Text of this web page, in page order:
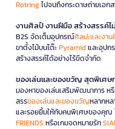
Rotringไปจนถึงกระดาษถ่ายเอก
งานศิลป์ งานฝีมือ สร้างสรรค์ไ
B2S จัดเต็มอุปกรณ์ศิลปะและงา
ขาตั้งไม้บนโต๊ะPyramidและอุปก
สร้างสรรค์ได้อย่างไร้ขีดจำกัด
ของเล่นและของขวัญ สุดพิเศษ
มองหาของเล่นเสริมพัฒนาการ ห
สรรของเล่นและของขวัญหลากหล
และรอยยิ้มให้กับคนพิเศษของคุณ
FRIENDS หรือเกมจดหมายรัก